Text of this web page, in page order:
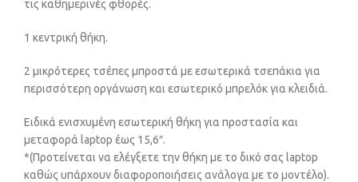
τις καθημερινές φθορές.
1 κεντρική θήκη.
2 μικρότερες τσέπες μπροστά με εσωτερικά τσεπάκια για
περισσότερη οργάνωση και εσωτερικό μπρελόκ για κλειδιά.
Ειδικά ενισχυμένη εσωτερική θήκη για προστασία και
μεταφορά laptop έως 15,6″.
*(Προτείνεται να ελέγξετε την θήκη με το δικό σας laptop
καθώς υπάρχουν διαφοροποιήσεις ανάλογα με το μοντέλο).